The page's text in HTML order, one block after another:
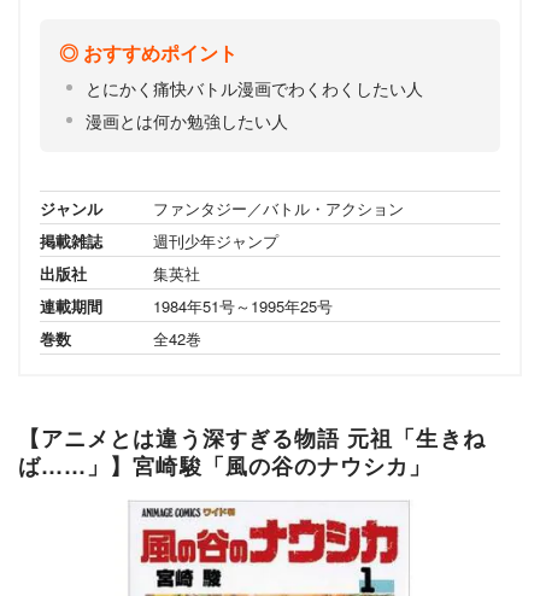
おすすめポイント
とにかく痛快バトル漫画でわくわくしたい人
漫画とは何か勉強したい人
ジャンル
ファンタジー／バトル・アクション
掲載雑誌
週刊少年ジャンプ
出版社
集英社
連載期間
1984年51号～1995年25号
巻数
全42巻
【アニメとは違う深すぎる物語 元祖「生きね
ば……」】宮崎駿「風の谷のナウシカ」